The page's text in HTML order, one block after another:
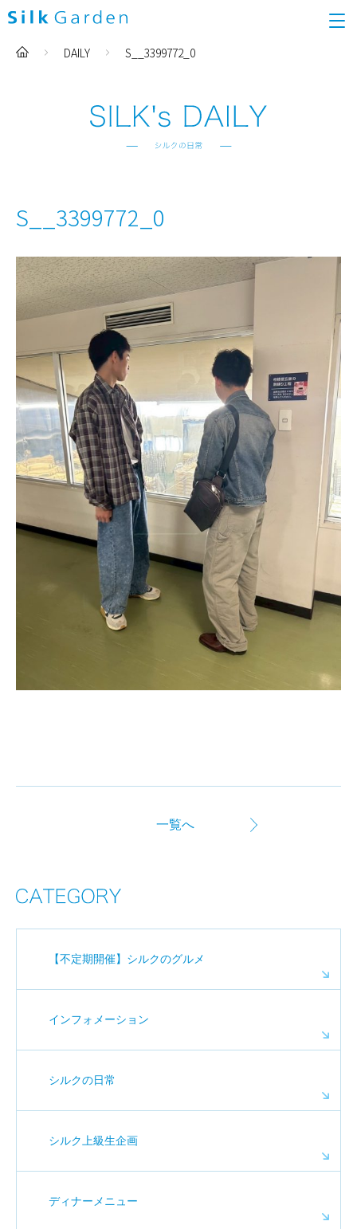
DAILY S__3399772_0
S__3399772_0
一覧へ
【不定期開催】シルクのグルメ
インフォメーション
シルクの日常
シルク上級生企画
ディナーメニュー